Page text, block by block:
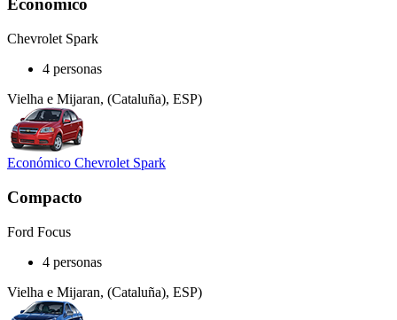
Económico
Chevrolet Spark
4 personas
Vielha e Mijaran, (Cataluña), ESP)
Económico Chevrolet Spark
Compacto
Ford Focus
4 personas
Vielha e Mijaran, (Cataluña), ESP)